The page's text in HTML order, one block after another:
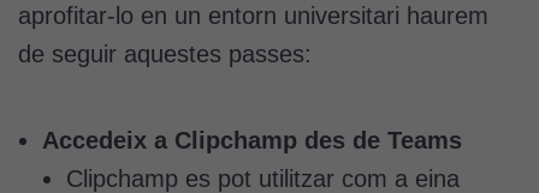
aprofitar-lo en un entorn universitari haurem
de seguir aquestes passes:
Accedeix a Clipchamp des de Teams
Clipchamp es pot utilitzar com a eina